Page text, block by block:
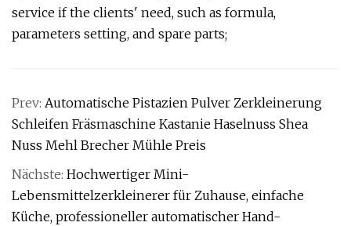
service if the clients' need, such as formula,
parameters setting, and spare parts;
Prev: Automatische Pistazien Pulver Zerkleinerung
Schleifen Fräsmaschine Kastanie Haselnuss Shea
Nuss Mehl Brecher Mühle Preis
Nächste: Hochwertiger Mini-
Lebensmittelzerkleinerer für Zuhause, einfache
Küche, professioneller automatischer Hand-